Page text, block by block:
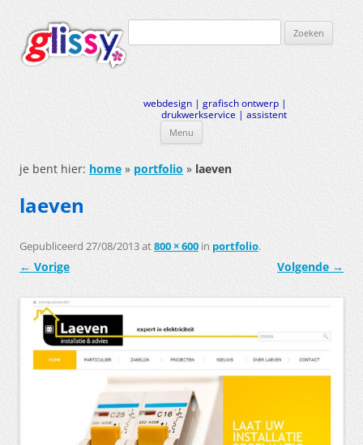
webdesign | grafisch ontwerp |
drukwerkservice | assistent
Zoeken
Menu
naar
de
je bent hier: home » portfolio » laeven
laeven
Gepubliceerd 27/08/2013at800 × 600 in portfolio.
← Vorige Volgende →